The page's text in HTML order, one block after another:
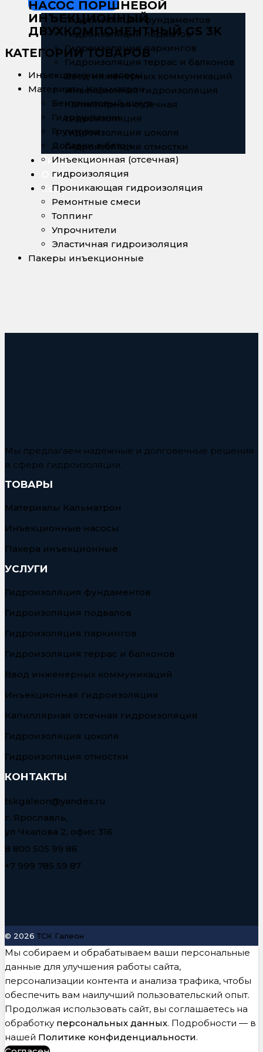
Услуги
Гидроизоляция фундаментов
Гидроизоляция подвалов
Гидроизоляция паркингов
Гидроизоляция террас и балконов
Ввод инженерных коммуникаций
Инъекционная гидроизоляция
Капиллярная отсечная
гидроизоляция
Гидроизоляция цоколя
Гидроизоляция отмостки
Типовые решения
О нас
Контакты
НАСОС ПОРШНЕВОЙ
ИНЪЕКЦИОННЫЙ
ДВУХКОМПОНЕНТНЫЙ GS 3K
КАТЕГОРИИ ТОВАРОВ
Инъекционные насосы
Материалы Кальматрон
Бентонитовый шнур
Гидрошпонки
Грунтовка
Добавки в бетон
Инъекционная (отсечная)
гидроизоляция
Проникающая гидроизоляция
Ремонтные смеси
Топпинг
Упрочнители
Эластичная гидроизоляция
Пакеры инъекционные
Мы предлагаем надёжные и долговечные решения
в сфере гидроизоляции.
ТОВАРЫ
Материалы Кальматрон
Инъекционные насосы
Пакера инъекционные
УСЛУГИ
Гидроизоляция фундаментов
Гидроизоляция подвалов
Гидроизоляция паркингов
Гидроизоляция террас и балконов
Ввод инженерных коммуникаций
Инъекционная гидроизоляция
Капиллярная отсечная гидроизоляция
Гидроизоляция цоколя
Гидроизоляция отмостки
КОНТАКТЫ
tskgaleon@yandex.ru
г. Ярославль,
ул Чкалова 2, офис 316
8 800 505 99 86
+7 999 785 59 87
© 2026ТСК Галеон
Мы собираем и обрабатываем ваши персональные
данные для улучшения работы сайта,
персонализации контента и анализа трафика, чтобы
обеспечить вам наилучший пользовательский опыт.
Продолжая использовать сайт, вы соглашаетесь на
обработку персональных данных. Подробности — в
нашей Политике конфиденциальности.